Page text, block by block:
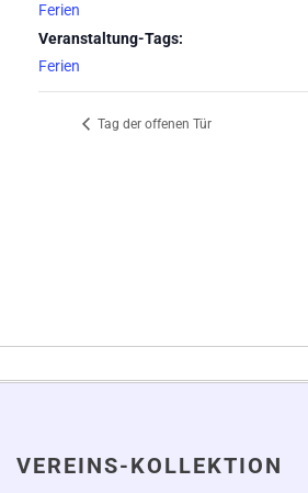
Ferien
Veranstaltung-Tags:
Ferien
Tag der offenen Tür
VEREINS-KOLLEKTION